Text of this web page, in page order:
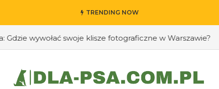
TRENDING NOW
wywołać swoje klisze fotograficzne w Warszawie?